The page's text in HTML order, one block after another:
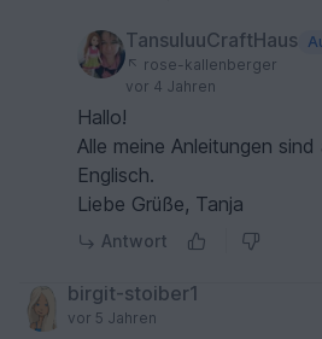
TansuluuCraftHaus
rose-kallenberger
vor 4 Jahren
Hallo!
Alle meine Anleitungen
Englisch.
Liebe Grüße, Tanja
Antwort
birgit-stoiber1
vor 5 Jahren